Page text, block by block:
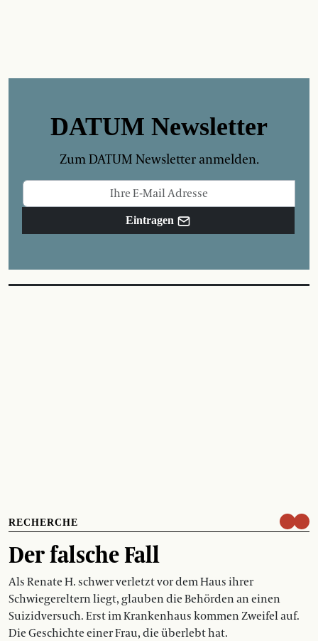
DATUM Newsletter
Zum DATUM Newsletter anmelden.
Eintragen
RECHERCHE
Der falsche Fall
Als Renate H. schwer verletzt vor dem Haus ihrer
Schwiegereltern liegt, glauben die Behörden an einen
Suizidversuch. Erst im Krankenhaus kommen Zweifel auf.
Die Geschichte einer Frau, die überlebt hat.